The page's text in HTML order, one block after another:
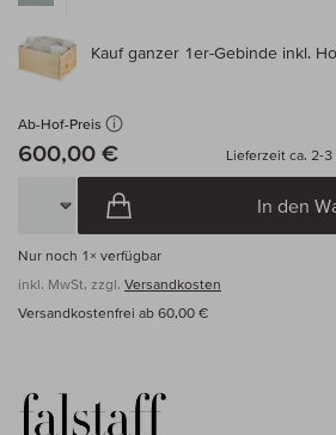
Kauf ganzer 1er-Gebinde inkl.
Ab-Hof-Preis
600,00 € Lieferzeit ca. 2-3
In den
Nur noch 1× verfügbar
inkl. MwSt, zzgl. Versandkosten
Versandkostenfrei ab 60,00 €